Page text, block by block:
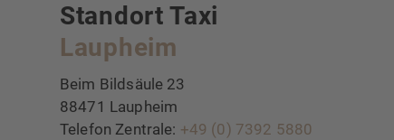
Standort Taxi
Laupheim
Beim Bildsäule 23
88471 Laupheim
Telefon Zentrale: +49 (0) 7392 5880